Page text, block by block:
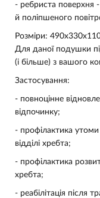
- ребриста поверхня
й поліпшеного
Розміри:
Для даної подушки
(і більше) з вашого
Застосування:
- повноцінне
відпочинку;
- профілактика
відділі хребта;
- профілактика
хребта;
- реабілітація після